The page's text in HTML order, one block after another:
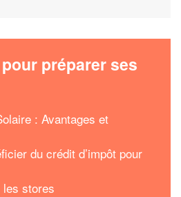
préparer ses
: Avantages et
du crédit d’impôt pour
stores